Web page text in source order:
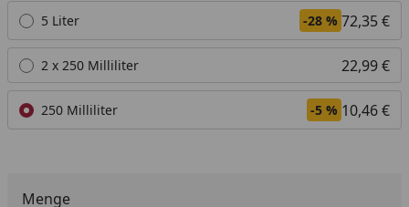
Alle anzeigen (3)
5 Liter -28 % 72,35 €
2 x 250 Milliliter 22,99 €
250 Milliliter -5 % 10,46 €
Menge